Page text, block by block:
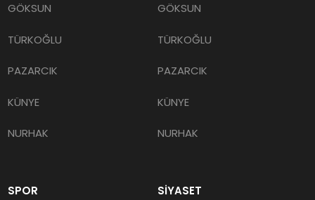
GÖKSUN
TÜRKOĞLU
PAZARCIK
KÜNYE
NURHAK
GÖKSUN
TÜRKOĞLU
PAZARCIK
KÜNYE
NURHAK
SPOR SİYASET